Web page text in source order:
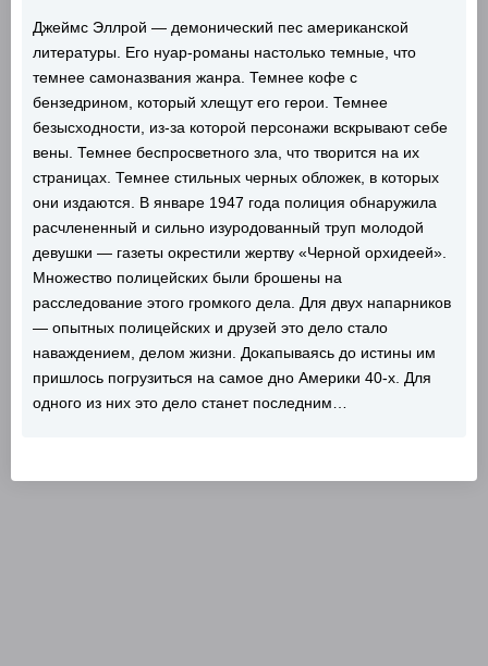
Джеймс Эллрой — демонический пес американской
литературы. Его нуар-романы настолько темные, что
темнее самоназвания жанра. Темнее кофе с
бензедрином, который хлещут его герои. Темнее
безысходности, из-за которой персонажи вскрывают себе
вены. Темнее беспросветного зла, что творится на их
страницах. Темнее стильных черных обложек, в которых
они издаются. В январе 1947 года полиция обнаружила
расчлененный и сильно изуродованный труп молодой
девушки — газеты окрестили жертву «Черной орхидеей».
Множество полицейских были брошены на
расследование этого громкого дела. Для двух напарников
— опытных полицейских и друзей это дело стало
наваждением, делом жизни. Докапываясь до истины им
пришлось погрузиться на самое дно Америки 40-х. Для
одного из них это дело станет последним…